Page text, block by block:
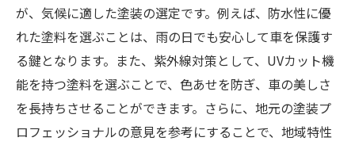
が、気候に適した塗装の選定です。例えば、防水性に優
れた塗料を選ぶことは、雨の日でも安心して車を保護す
る鍵となります。また、紫外線対策として、UVカット機
能を持つ塗料を選ぶことで、色あせを防ぎ、車の美しさ
を長持ちさせることができます。さらに、地元の塗装プ
ロフェッショナルの意見を参考にすることで、地域特性